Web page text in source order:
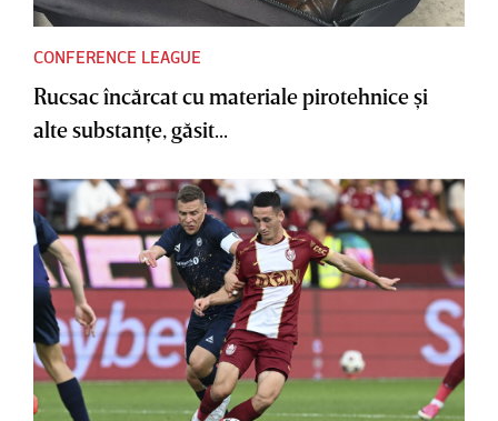
CONFERENCE LEAGUE
Rucsac încărcat cu materiale pirotehnice şi
alte substanţe, găsit...